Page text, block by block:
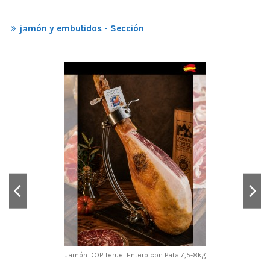
jamón y embutidos - Sección
Jamón DOP Teruel Entero con Pata 7,5-8kg